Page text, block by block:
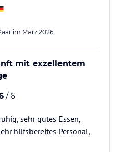
im März 2026
mit exzellentem
/ 6
sehr gutes Essen,
hilfsbereites Personal,